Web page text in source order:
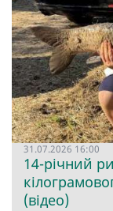
31.07.2026 16:00
14-річний
(відео)